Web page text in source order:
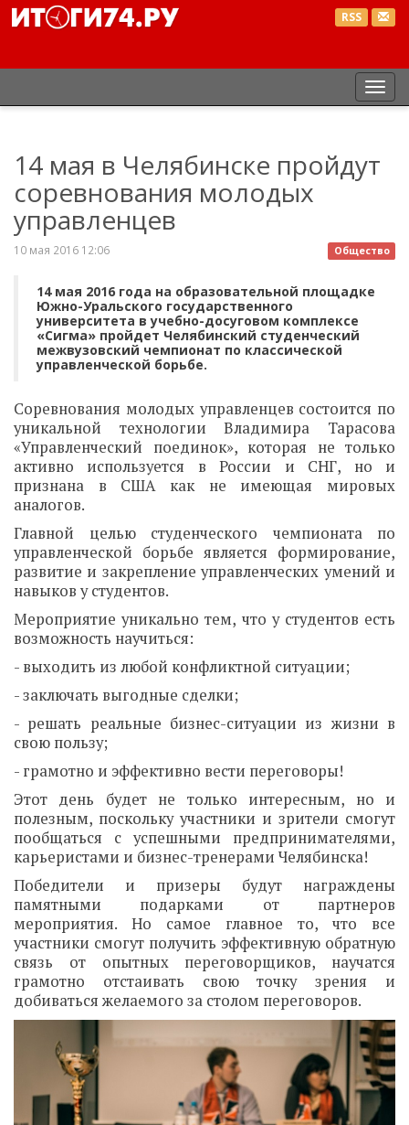
RSS
14 мая в Челябинске пройдут
соревнования молодых
управленцев
Общество
10 мая 2016 12:06
14 мая 2016 года на образовательной площадке
Южно-Уральского государственного
университета в учебно-досуговом комплексе
«Сигма» пройдет Челябинский студенческий
межвузовский чемпионат по классической
управленческой борьбе.
Соревнования молодых управленцев состоится по
уникальной технологии Владимира Тарасова
«Управленческий поединок», которая не только
активно используется в России и СНГ, но и
признана в США как не имеющая мировых
аналогов.
Главной целью студенческого чемпионата по
управленческой борьбе является формирование,
развитие и закрепление управленческих умений и
навыков у студентов.
Мероприятие уникально тем, что у студентов есть
возможность научиться:
- выходить из любой конфликтной ситуации;
- заключать выгодные сделки;
- решать реальные бизнес-ситуации из жизни в
свою пользу;
- грамотно и эффективно вести переговоры!
Этот день будет не только интересным, но и
полезным, поскольку участники и зрители смогут
пообщаться с успешными предпринимателями,
карьеристами и бизнес-тренерами Челябинска!
Победители и призеры будут награждены
памятными подарками от партнеров
мероприятия. Но самое главное то, что все
участники смогут получить эффективную обратную
связь от опытных переговорщиков, научатся
грамотно отстаивать свою точку зрения и
добиваться желаемого за столом переговоров.